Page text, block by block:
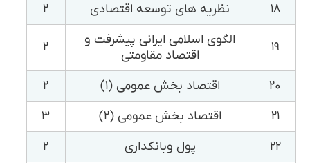
۱۸ نظریه های توسعه اقتصادی ۲
۱۹
الگوی اسلامی ایرانی پیشرفت و
اقتصاد مقاومتی
۲
۲۰ اقتصاد بخش عمومی (۱)
۲
۲۱
اقتصاد بخش عمومی (۲)
۳
۲۲
پول وبانکداری
۲